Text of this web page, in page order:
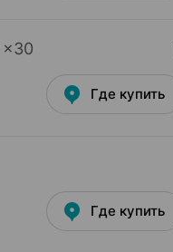
×30
Где купить
Где купить